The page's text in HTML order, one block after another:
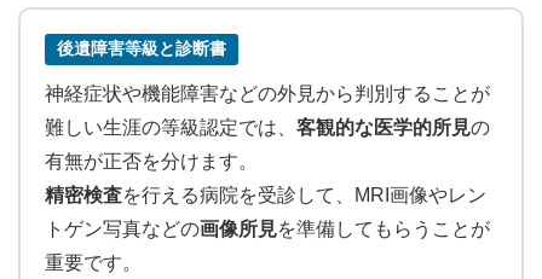
後遺障害等級と診断書
神経症状や機能障害などの外見から判別することが
難しい生涯の等級認定では、 客観的な医学的所見の
有無が正否を分けます。
精密検査を行える病院を受診して、MRI画像やレン
トゲン写真などの画像所見を準備してもらうことが
重要です。